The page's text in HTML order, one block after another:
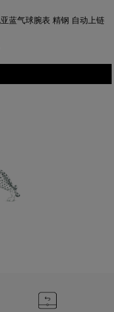
BALLON BLEU DE CARTIER卡地亚蓝气球腕表 精钢 自动上链